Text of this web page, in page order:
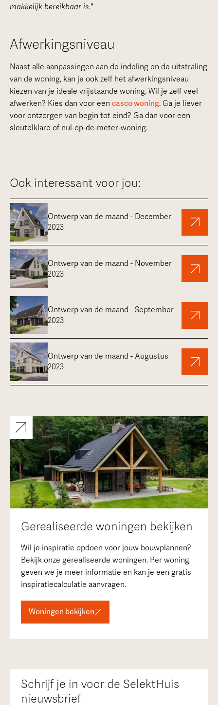
makkelijk bereikbaar is."
Afwerkingsniveau
Naast alle aanpassingen aan de indeling en de uitstraling
van de woning, kan je ook zelf het afwerkingsniveau
kiezen van je ideale vrijstaande woning. Wil je zelf veel
afwerken? Kies dan voor een casco woning. Ga je liever
voor ontzorgen van begin tot eind? Ga dan voor een
sleutelklare of nul-op-de-meter-woning.
Ook interessant voor jou:
Ontwerp van de maand - December
2023
Ontwerp van de maand - November
2023
Ontwerp van de maand - September
2023
Ontwerp van de maand - Augustus
2023
Gerealiseerde woningen bekijken
Wil je inspiratie opdoen voor jouw bouwplannen?
Bekijk onze gerealiseerde woningen. Per woning
geven we je meer informatie en kan je een gratis
inspiratiecalculatie aanvragen.
Woningen bekijken
Schrijf je in voor de SelektHuis
nieuwsbrief